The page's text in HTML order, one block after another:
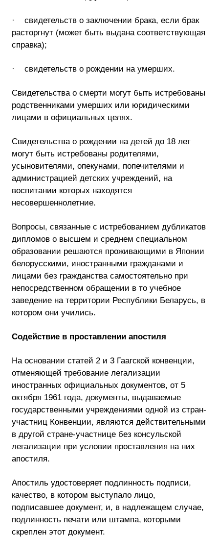
· свидетельств о заключении брака, если брак
расторгнут (может быть выдана соответствующая
справка);
· свидетельств о рождении на умерших.
Свидетельства о смерти могут быть истребованы
родственниками умерших или юридическими
лицами в официальных целях.
Свидетельства о рождении на детей до 18 лет
могут быть истребованы родителями,
усыновителями, опекунами, попечителями и
администрацией детских учреждений, на
воспитании которых находятся
несовершеннолетние.
Вопросы, связанные с истребованием дубликатов
дипломов о высшем и среднем специальном
образовании решаются проживающими в Японии
белорусскими, иностранными гражданами и
лицами без гражданства самостоятельно при
непосредственном обращении в то учебное
заведение на территории Республики Беларусь, в
котором они учились.
Содействие в проставлении апостиля
На основании статей 2 и 3 Гаагской конвенции,
отменяющей требование легализации
иностранных официальных документов, от 5
октября 1961 года, документы, выдаваемые
государственными учреждениями одной из стран-
участниц Конвенции, являются действительными
в другой стране-участнице без консульской
легализации при условии проставления на них
апостиля.
Апостиль удостоверяет подлинность подписи,
качество, в котором выступало лицо,
подписавшее документ, и, в надлежащем случае,
подлинность печати или штампа, которыми
скреплен этот документ.